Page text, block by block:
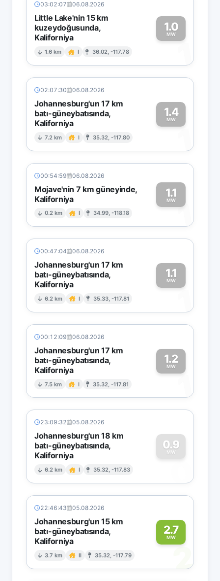
03:02:07 06.08.2026
Little Lake'nin 15 km
kuzeydoğusunda,
Kaliforniya
1.6 km I 36.02, -117.78
1.0
MW
1
02:07:30 06.08.2026
Johannesburg'un 17 km
batı-güneybatısında,
Kaliforniya
7.2 km I 35.32, -117.80
1.4
MW
1
00:54:59 06.08.2026
Mojave'nin 7 km güneyinde,
Kaliforniya
0.2 km I 34.99, -118.18
1.1
MW1
00:47:04 06.08.2026
Johannesburg'un 17 km
batı-güneybatısında,
Kaliforniya
6.2 km I 35.33, -117.81
1.1
MW
1
00:12:09 06.08.2026
Johannesburg'un 17 km
batı-güneybatısında,
Kaliforniya
7.5 km I 35.32, -117.81
1.2
MW
1
23:09:32 05.08.2026
Johannesburg'un 18 km
batı-güneybatısında,
Kaliforniya
6.2 km I 35.32, -117.83
0.9
MW
0
22:46:43 05.08.2026
Johannesburg'un 15 km
batı-güneybatısında,
Kaliforniya
3.7 km II 35.32, -117.79
2.7
MW
2